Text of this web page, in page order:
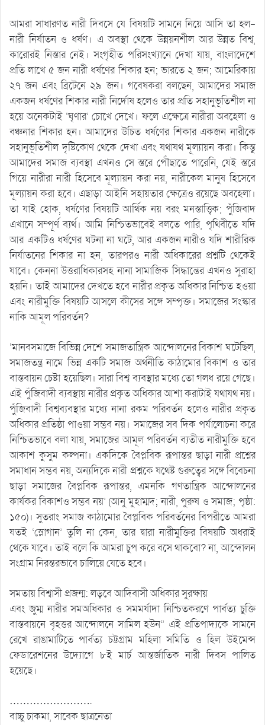
আমরা সাধারণত নারী দিবসে যে বিষয়টি সামনে নিয়ে আসি তা হল-
নারী নির্যাতন ও ধর্ষণ। এ অবস্থা থেকে উন্নয়নশীল আর উন্নত বিশ্ব,
কারোরই নিস্তার নেই। সংগৃহীত পরিসংখ্যানে দেখা যায়, বাংলাদেশে
প্রতি লাখে ৫ জন নারী ধর্ষণের শিকার হন; ভারতে ২ জন; আমেরিকায়
২৭ জন এবং ব্রিটেনে ২৯ জন। গবেষকরা বলছেন, আমাদের সমাজ
একজন ধর্ষণের শিকার নারী নির্দোষ হলেও তার প্রতি সহানুভূতিশীল না
হয়ে অনেকটাই ‘ঘৃণার’ চোখে দেখে। ফলে এক্ষেত্রে নারীরা অবহেলা ও
বঞ্চনার শিকার হন। আমাদের উচিত ধর্ষণের শিকার একজন নারীকে
সহানুভূতিশীল দৃষ্টিকোণ থেকে দেখা এবং যথাযথ মূল্যায়ন করা। কিন্তু
আমাদের সমাজ ব্যবস্থা এখনও সে স্তরে পৌঁছাতে পারেনি, যেই স্তরে
গিয়ে নারীরা নারী হিসেবে মূল্যায়ন করা নয়, নারীকেল মানুষ হিসেবে
মূল্যায়ন করা হবে। এছাড়া আইনি সহায়তার ক্ষেত্রেও রয়েছে অবহেলা।
তা যাই হোক, ধর্ষণের বিষয়টি আর্থিক নয় বরং মনস্তাত্ত্বিক; পুঁজিবাদ
এখানে সম্পূর্ণ ব্যর্থ। আমি নিশ্চিতভাবেই বলতে পারি, পৃথিবীতে যদি
আর একটিও ধর্ষণের ঘটনা না ঘটে, আর একজন নারীও যদি শারীরিক
নির্যাতনের শিকার না হন, তারপরও নারী অধিকারের প্রশ্নটি থেকেই
যাবে। কেননা উত্তরাধিকারসহ নানা সামাজিক সিদ্ধান্তের এখনও সুরাহা
হয়নি। তাই আমাদের দেখতে হবে নারীর প্রকৃত অধিকার নিশ্চিত হওয়া
এবং নারীমুক্তি বিষয়টি আসলে কীসের সঙ্গে সম্পৃক্ত। সমাজের সংস্কার
নাকি আমূল পরিবর্তন?
‘মানবসমাজে বিভিন্ন দেশে সমাজতান্ত্রিক আন্দোলনের বিকাশ ঘটেছিল,
সমাজতন্ত্র নামে ভিন্ন একটি সমাজ অর্থনীতি কাঠামোর বিকাশ ও তার
বাস্তবায়ন চেষ্টা হয়েছিল। সারা বিশ্ব ব্যবস্থার মধ্যে তো গলধ রয়ে গেছে।
এই পুঁজিবাদী ব্যবস্থায় নারীর প্রকৃত অধিকার আশা করাটাই যথাযথ নয়।
পুঁজিবাদী বিশ্বব্যবস্থার মধ্যে নানা রকম পরিবর্তন হলেও নারীর প্রকৃত
অধিকার প্রতিষ্ঠা পাওয়া সম্ভব নয়। সমাজের সব দিক পর্যালোচনা করে
নিশ্চিতভাবে বলা যায়, সমাজের আমূল পরিবর্তন ব্যতীত নারীমুক্তি হবে
আকাশ কুসুম কল্পনা। একদিকে বৈপ্লবিক রূপান্তর ছাড়া নারী প্রশ্নের
সমাধান সম্ভব নয়, অন্যদিকে নারী প্রশ্নকে যথেষ্ট গুরুত্বের সঙ্গে বিবেচনা
ছাড়া সমাজের বৈপ্লবিক রূপান্তর, এমনকি গণতান্ত্রিক আন্দোলনের
কার্যকর বিকাশও সম্ভব নয়’ (আনু মুহাম্মদ; নারী, পুরুষ ও সমাজ; পৃষ্ঠা:
১৫০)। সুতরাং সমাজ কাঠামোর বৈপ্লবিক পরিবর্তনের বিপরীতে আমরা
যতই ‘স্লোগান’ তুলি না কেন, তার দ্বারা নারীমুক্তির বিষয়টি অধরাই
থেকে যাবে। তাই বলে কি আমরা চুপ করে বসে থাকবো? না, আন্দোলন
সংগ্রাম নিরন্তরভাবে চালিয়ে যেতে হবে।
সমতায় বিশ্বাসী প্রজন্ম: লড়বে আদিবাসী অধিকার সুরক্ষায়
এবং জুম্ম নারীর সমঅধিকার ও সমমর্যাদা নিশ্চিতকরণে পার্বত্য চুক্তি
বাস্তবায়নে বৃহত্তর আন্দোলনে সামিল হউন” এই প্রতিপাদ্যকে সামনে
রেখে রাঙামাটিতে পার্বত্য চট্টগ্রাম মহিলা সমিতি ও হিল উইমেন্স
ফেডারেশনের উদ্যোগে ৮ই মার্চ আন্তর্জাতিক নারী দিবস পালিত
হয়েছে।
…………………….
বাচ্চু চাকমা, সাবেক ছাত্রনেতা